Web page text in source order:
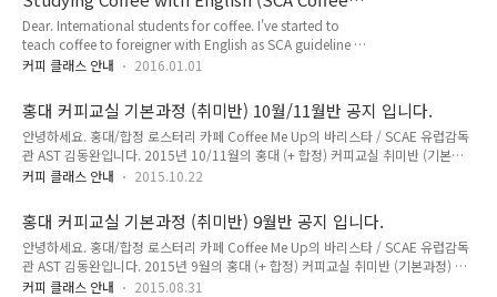
른요일반에 보강해드리니 미리 말씀주세요. * 제가 지금 브라질에 있기 때문에 문자
나 전화가 아닌 메일로 연락주세요. * 조금 회신이 늦더라도 기다려주시고 회신을 받
고 입금해주시면 됩니다.* 기본과정 개설이 없더라도 1:1 수업을 통해 자격증/창업
반은 개설이 언제든 가능하니 문의주세..
Class in Seoul, Korea)
Dear. International students for coffee. I've started to
teach coffee to foreigner with English as SCA guideline in
Seoul, Korea. Sure. I am not a native English speaker. But
Also I am a CoE International judge from Brazil. And
already I have teaching experiences with my
international coffee students here in Korea. even in
Europe. So Emai..
커피 클래스 안내 2016.01.01
홍대 커피교실 기본과정 (취미반) 10월/11월반 공지 입니다.
안녕하세요. 홍대/합정 로스터리 카페 Coffee Me Up의 바리스타 / SCAE 유럽감독
관 AST 김동완입니다. 2015년 10/11월의 홍대 (+ 합정) 커피교실 취미반 (기본과
정) 모집 공지입니다.남아있는 날짜 보시고, 신청하시고 싶은 요일과 날짜를 선택하
다. (토/일요반은 오전11시, 월요반은 저녁8시)혹시나 한 주 정도 휴가 등으로 빠져
야 하면 다른요일반에 보강해드리니 미리 말씀주세요. * 지난 추석 연휴 및 1:1 교습
등으로 인해 10월/11반이 다소 늦게 개강되는 점 양해부탁드립니다.* 12월 반은 제
가 브라질 COE 국제심판관 참여 등으로 현재로서는 개강이 불확실합니다.* 기본과
정 개설이 없더라도 1:1 ..
커피 클래스 안내 2015.10.22
홍대 커피교실 기본과정 (취미반) 9월반 공지 입니다.
안녕하세요. 홍대/합정 로스터리 카페 Coffee Me Up의 바리스타 / SCAE 유럽감독
관 AST 김동완입니다. 2015년 9월의 홍대 (+ 합정) 커피교실 취미반 (기본과정) 모
집 공지입니다.남아있는 날짜 보시고, 신청하시고 싶은 요일과 날짜를 선택하여 메일
커피 클래스 안내 2015.08.31